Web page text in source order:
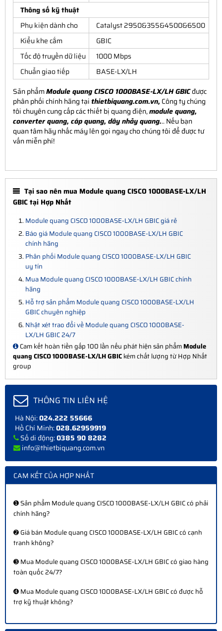
Thông số kỹ thuật
Phụ kiện dành cho
Catalyst 2950&355&4500&6500
Kiểu khe cắm
GBIC
Tốc độ truyền dữ liệu
1000 Mbps
Chuẩn giao tiếp
BASE-LX/LH
Sản phẩmModule quang CISCO 1000BASE-LX/LH GBICđược
phân phối chính hãng tạithietbiquang.com.vn, Công ty chúng
tôi chuyên cung cấp các thiết bị quang điện,module quang,
converter quang, cáp quang, dây nhảy quang... Nếu bạn
quan tâm hãy nhấc máy lên gọi ngay cho chúng tôi để được tư
vấn miễn phí!
Tại sao nên mua Module quang CISCO 1000BASE-LX/LH
GBIC tại Hợp Nhất
Module quang CISCO 1000BASE-LX/LH GBIC giá rẻ
Báo giá Module quang CISCO 1000BASE-LX/LH GBIC
chính hãng
Phân phối Module quang CISCO 1000BASE-LX/LH GBIC
uy tín
Mua Module quang CISCO 1000BASE-LX/LH GBIC chính
hãng
Hỗ trợ sản phẩm Module quang CISCO 1000BASE-LX/LH
GBIC chuyên nghiệp
Nhật xét trao đổi về Module quang CISCO 1000BASE-
LX/LH GBIC 24/7
Cam kết hoàn tiền gấp 100 lần nếu phát hiện sản phẩmModule
quang CISCO 1000BASE-LX/LH GBICkém chất lượng từ Hợp Nhất
group
THÔNG TIN LIÊN HỆ
Hà Nội:024.222 55666
Hồ Chí Minh:028.62959919
Số di động:0385 90 8282
info@thietbiquang.com.vn
CAM KẾT CỦA HỢP NHẤT
➊ Sản phẩm Module quang CISCO 1000BASE-LX/LH GBIC có phải
chính hãng?
➋ Giá bán Module quang CISCO 1000BASE-LX/LH GBIC có cạnh
tranh không?
➌ Mua Module quang CISCO 1000BASE-LX/LH GBIC có giao hàng
toàn quốc 24/7?
➍ Mua Module quang CISCO 1000BASE-LX/LH GBIC có được hỗ
trợ kỹ thuật không?